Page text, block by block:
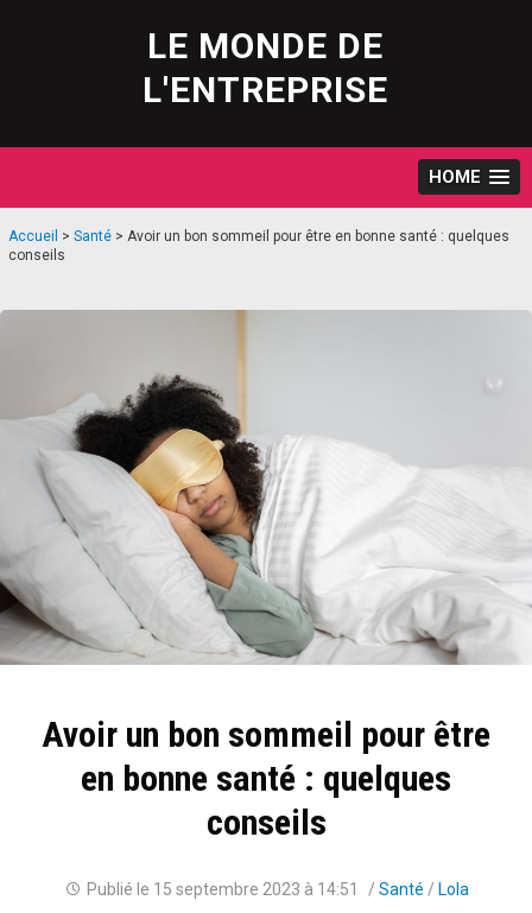
content
LE MONDE DE
L'ENTREPRISE
HOME
Accueil > Santé > Avoir un bon sommeil pour être en bonne santé : quelques
conseils
Avoir un bon sommeil pour être
en bonne santé : quelques
conseils
Publié le 15 septembre 2023 à 14:51 / Santé / Lola